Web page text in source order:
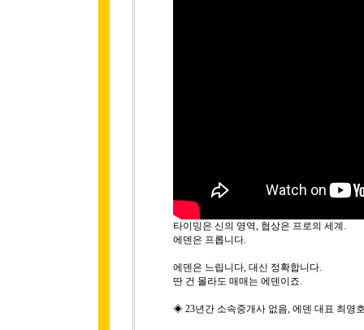
타이밍은 신의 영역, 협상은 프로의 세계.
에덴은 프롭니다.
에덴은 느립니다, 대신 정확합니다.
딴 건 몰라도 매매는 에덴이죠.
◈ 23년간 소속중개사 없음, 에덴 대표 최영